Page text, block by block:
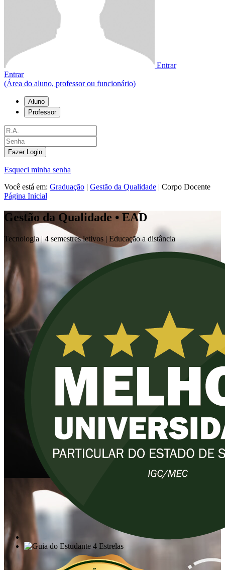
Entrar
Entrar
(Área do aluno, professor ou funcionário)
Aluno
Professor
Fazer Login
Esqueci minha senha
Você está em: Graduação | Gestão da Qualidade | Corpo Docente
Página Inicial
Gestão da Qualidade • EAD
Tecnologia | 4 semestres letivos | Educação a distância